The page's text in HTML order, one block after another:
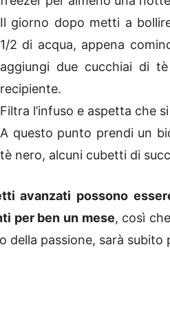
Il giorno dopo metti a
1/2 di acqua, appena
aggiungi due cucchiai di
recipiente.
Filtra l’infuso e aspetta che
A questo punto prendi un
tè nero, alcuni cubetti di
avanzati possono
per ben un mese, così
della passione, sarà subito